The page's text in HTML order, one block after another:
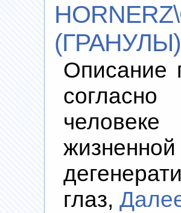
(ГРАНУЛЫ)
Описание
глаз,